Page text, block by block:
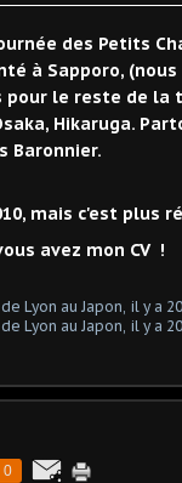
des Petits
à Sapporo,
pour le reste de la
Hikaruga.
Baronnier.
mais c'est plus
avez mon CV !
0